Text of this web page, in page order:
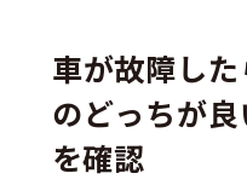
車が故障し
のどっちが
を確認